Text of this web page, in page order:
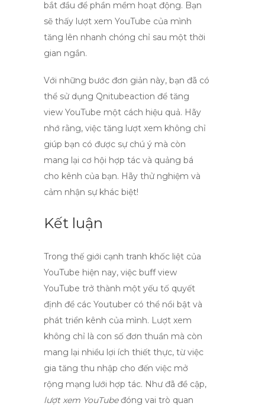
bắt đầu để phần mềm hoạt động. Bạn
sẽ thấy lượt xem YouTube của mình
tăng lên nhanh chóng chỉ sau một thời
gian ngắn.
Với những bước đơn giản này, bạn đã có
thể sử dụng Qnitubeaction để tăng
view YouTube một cách hiệu quả. Hãy
nhớ rằng, việc tăng lượt xem không chỉ
giúp bạn có được sự chú ý mà còn
mang lại cơ hội hợp tác và quảng bá
cho kênh của bạn. Hãy thử nghiệm và
cảm nhận sự khác biệt!
Kết luận
Trong thế giới cạnh tranh khốc liệt của
YouTube hiện nay, việc buff view
YouTube trở thành một yếu tố quyết
định để các Youtuber có thể nổi bật và
phát triển kênh của mình. Lượt xem
không chỉ là con số đơn thuần mà còn
mang lại nhiều lợi ích thiết thực, từ việc
gia tăng thu nhập cho đến việc mở
rộng mạng lưới hợp tác. Như đã đề cập,
lượt xem YouTubeđóng vai trò quan